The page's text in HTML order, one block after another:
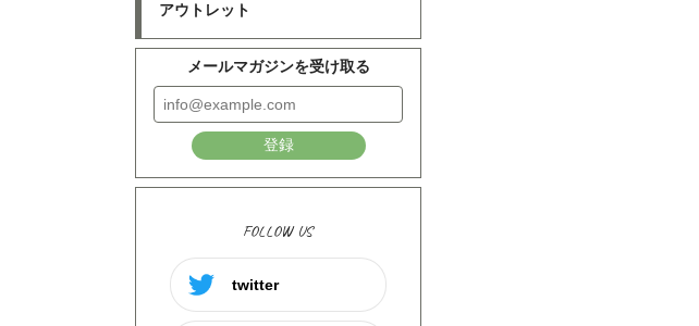
アウトレット
メールマガジンを受け取る
登録
FOLLOW US
twitter